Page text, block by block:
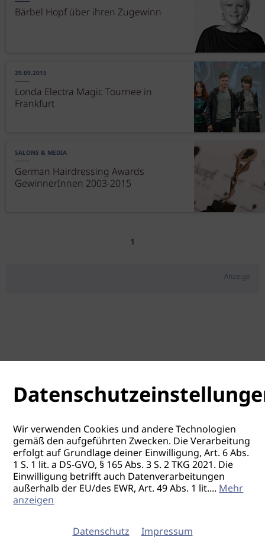
Bärbel Hopf über ihren Zugewinn
29.09.2015
Londa Electra Magic Tournee in
Frankfurt
SALONS & MEDIA
German Hairdressing Awards
GewinnerInnen 2003-2015
1
Anzeige
Wir verwenden Cookies und andere Technologien
gemäß den aufgeführten Zwecken. Die Verarbeitung
erfolgt auf Grundlage deiner Einwilligung, Art. 6 Abs.
1 S. 1 lit. a DS-GVO, § 165 Abs. 3 S. 2 TKG 2021. Die
Einwilligung betrifft auch Datenverarbeitungen
außerhalb der EU/des EWR, Art. 49 Abs. 1 lit....Mehr
anzeigen
Datenschutz Impressum